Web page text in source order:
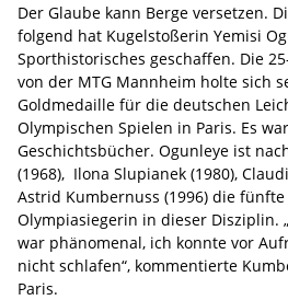
Der Glaube kann Berge versetzen.
folgend hat Kugelstoßerin Yemisi
Sporthistorisches geschaffen. Die
von der MTG Mannheim holte sich
Goldmedaille für die deutschen
Olympischen Spielen in Paris. Es
Geschichtsbücher. Ogunleye ist
(1968), Ilona Slupianek (1980),
Astrid Kumbernuss (1996) die
Olympiasiegerin in dieser Disziplin.
war phänomenal, ich konnte vor
nicht schlafen“, kommentierte
Paris.